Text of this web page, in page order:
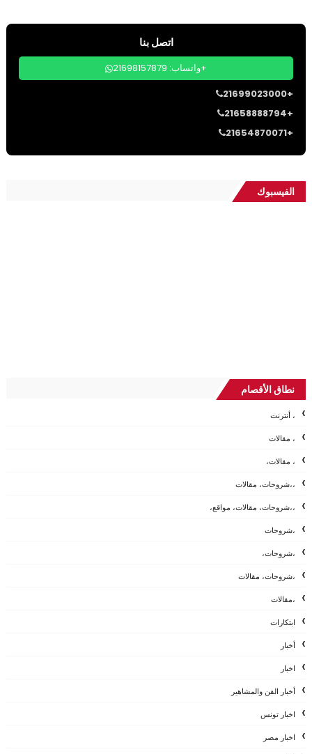
اتصل بنا
واتساب: 21698157879+
21699023000+
21658888794+
21654870071+
الفيسبوك
نطاق الأقصام
، أنترنت
، مقالات
، مقالات،
،،شروحات، مقالات
،،شروحات، مقالات، مواقع،
،شروحات
،شروحات،
،شروحات، مقالات
،مقالات
ابتكارات
أخبار
اخبار
أخبار الفن والمشاهير
اخبار تونس
اخبار مصر